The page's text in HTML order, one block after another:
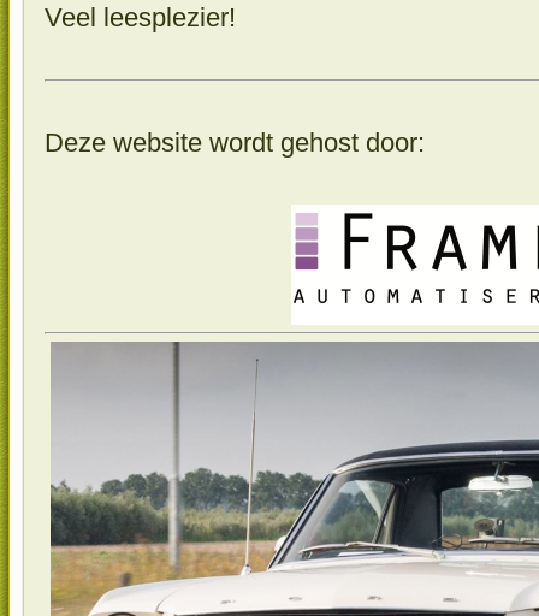
Veel leesplezier!
Deze website wordt gehost door: